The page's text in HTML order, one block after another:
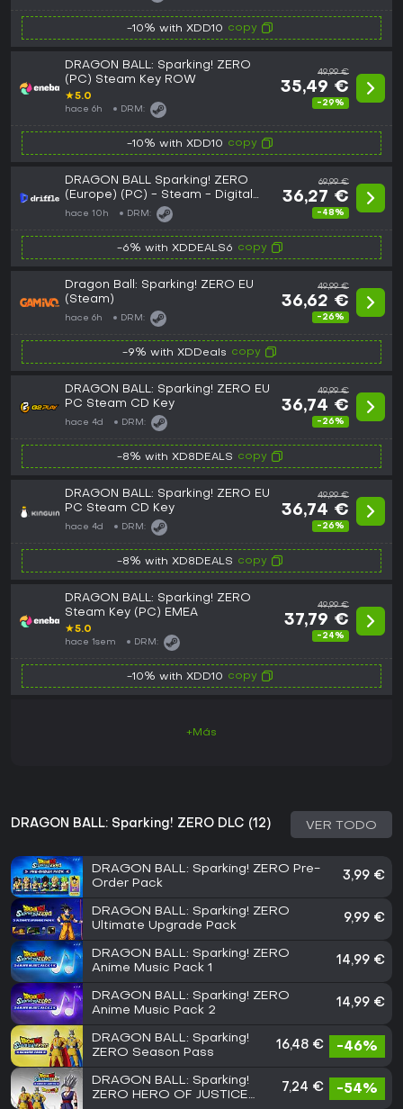
-10% with XDD10 copy
DRAGON BALL: Sparking! ZERO
(PC) Steam Key ROW
★5.0
hace 6h DRM:
49,99 €
35,49 €
-29%
-10% with XDD10 copy
DRAGON BALL Sparking! ZERO
(Europe) (PC) - Steam - Digital
Key
hace 10h DRM:
69,99 €
36,27 €
-48%
-6% with XDDEALS6 copy
Dragon Ball: Sparking! ZERO EU
(Steam)
hace 6h DRM:
49,99 €
36,62 €
-26%
-9% with XDDeals copy
DRAGON BALL: Sparking! ZERO EU
PC Steam CD Key
hace 4d DRM:
49,99 €
36,74 €
-26%
-8% with XD8DEALS copy
DRAGON BALL: Sparking! ZERO EU
PC Steam CD Key
hace 4d DRM:
49,99 €
36,74 €
-26%
-8% with XD8DEALS copy
DRAGON BALL: Sparking! ZERO
Steam Key (PC) EMEA
★5.0
hace 1sem DRM:
49,99 €
37,79 €
-24%
-10% with XDD10 copy
+Más
DRAGON BALL: Sparking! ZERO DLC (12) VER TODO
DRAGON BALL: Sparking! ZERO Pre-
Order Pack
3,99 €
DRAGON BALL: Sparking! ZERO
Ultimate Upgrade Pack
9,99 €
DRAGON BALL: Sparking! ZERO
Anime Music Pack 1
14,99 €
DRAGON BALL: Sparking! ZERO
Anime Music Pack 2
14,99 €
DRAGON BALL: Sparking!
ZERO Season Pass
16,48 € -46%
DRAGON BALL: Sparking!
ZERO HERO OF JUSTICE
7,24 € -54%